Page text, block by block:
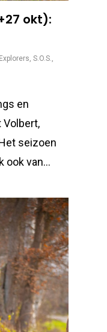
okt):
Explorers, S.O.S.,
en
Volbert,
seizoen
ook van…